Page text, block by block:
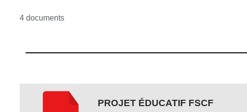
4 documents
PROJET ÉDUCATIF FSCF